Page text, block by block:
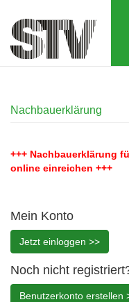
zum
Inhalt
Nachbauerklärung
+++ Nachbauerklärung
online einreichen +++
Mein Konto
Jetzt einloggen >>
Noch nicht
Benutzerkonto erstellen